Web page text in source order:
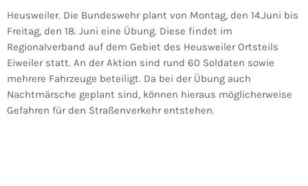
Heusweiler. Die Bundeswehr plant von Montag, den 14.Juni bis
Freitag, den 18. Juni eine Übung. Diese findet im
Regionalverband auf dem Gebiet des Heusweiler Ortsteils
Eiweiler statt. An der Aktion sind rund 60 Soldaten sowie
mehrere Fahrzeuge beteiligt. Da bei der Übung auch
Nachtmärsche geplant sind, können hieraus möglicherweise
Gefahren für den Straßenverkehr entstehen.